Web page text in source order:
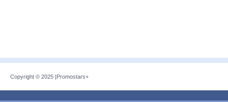
Copyright © 2025 |Promostars+